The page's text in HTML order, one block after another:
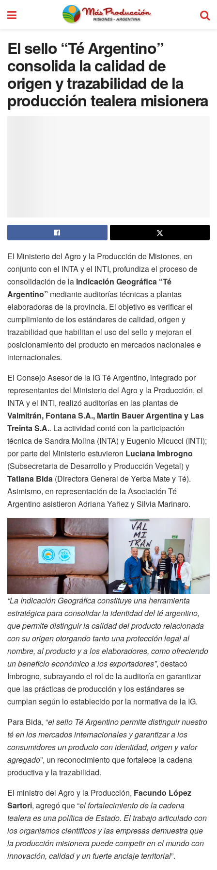
El sello “Té Argentino”
consolida la calidad de
origen y trazabilidad de la
producción tealera misionera
El Ministerio del Agro y la Producción de Misiones, en
conjunto con el INTA y el INTI, profundiza el proceso de
consolidación de la Indicación Geográfica “Té
Argentino” mediante auditorías técnicas a plantas
elaboradoras de la provincia. El objetivo es verificar el
cumplimiento de los estándares de calidad, origen y
trazabilidad que habilitan el uso del sello y mejoran el
posicionamiento del producto en mercados nacionales e
internacionales.
El Consejo Asesor de la IG Té Argentino, integrado por
representantes del Ministerio del Agro y la Producción, el
INTA y el INTI, realizó auditorías en las plantas de
Valmitrán, Fontana S.A., Martin Bauer Argentina y Las
Treinta S.A.. La actividad contó con la participación
técnica de Sandra Molina (INTA) y Eugenio Micucci (INTI);
por parte del Ministerio estuvieron Luciana Imbrogno
(Subsecretaria de Desarrollo y Producción Vegetal) y
Tatiana Bida (Directora General de Yerba Mate y Té).
Asimismo, en representación de la Asociación Té
Argentino asistieron Adriana Yañez y Silvia Marinaro.
“La Indicación Geográfica constituye una herramienta
estratégica para consolidar la identidad del té argentino,
que permite distinguir la calidad del producto relacionada
con su origen otorgando tanto una protección legal al
nombre, al producto y a los elaboradores, como ofreciendo
un beneficio económico a los exportadores”, destacó
Imbrogno, subrayando el rol de la auditoría en garantizar
que las prácticas de producción y los estándares se
cumplan según lo establecido por la normativa de la IG.
Para Bida, “el sello Té Argentino permite distinguir nuestro
té en los mercados internacionales y garantizar a los
consumidores un producto con identidad, origen y valor
agregado”, un reconocimiento que fortalece la cadena
productiva y la trazabilidad.
El ministro del Agro y la Producción, Facundo López
Sartori, agregó que “el fortalecimiento de la cadena
tealera es una política de Estado. El trabajo articulado con
los organismos científicos y las empresas demuestra que
la producción misionera puede competir en el mundo con
innovación, calidad y un fuerte anclaje territorial”.